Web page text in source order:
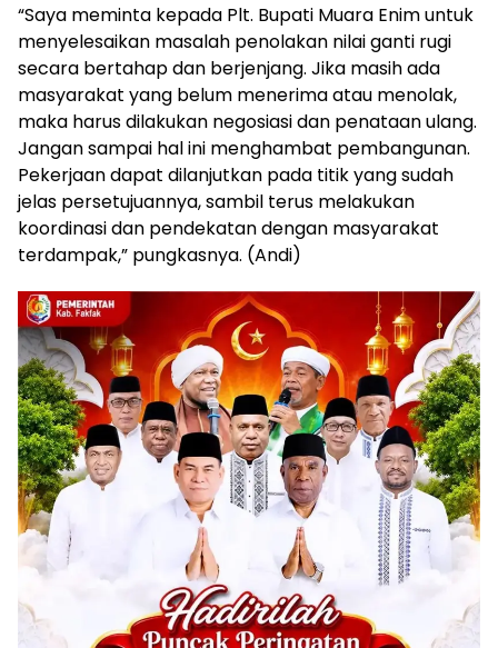
“Saya meminta kepada Plt. Bupati Muara Enim untuk
menyelesaikan masalah penolakan nilai ganti rugi
secara bertahap dan berjenjang. Jika masih ada
masyarakat yang belum menerima atau menolak,
maka harus dilakukan negosiasi dan penataan ulang.
Jangan sampai hal ini menghambat pembangunan.
Pekerjaan dapat dilanjutkan pada titik yang sudah
jelas persetujuannya, sambil terus melakukan
koordinasi dan pendekatan dengan masyarakat
terdampak,” pungkasnya. (Andi)